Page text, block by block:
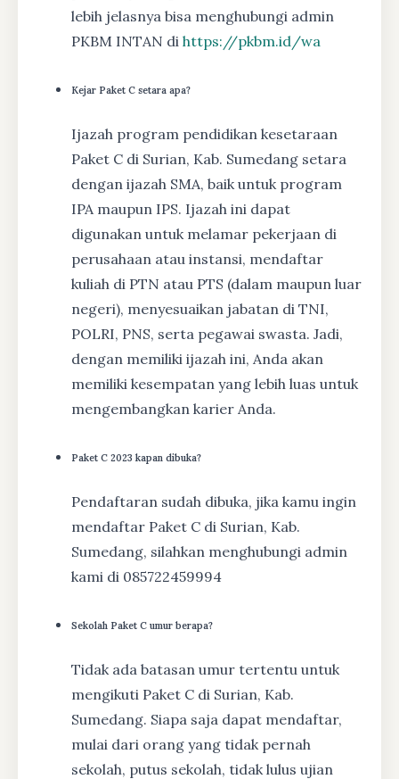
lebih jelasnya bisa menghubungi admin
PKBM INTAN di https://pkbm.id/wa
Kejar Paket C setara apa?
Ijazah program pendidikan kesetaraan
Paket C di Surian, Kab. Sumedang setara
dengan ijazah SMA, baik untuk program
IPA maupun IPS. Ijazah ini dapat
digunakan untuk melamar pekerjaan di
perusahaan atau instansi, mendaftar
kuliah di PTN atau PTS (dalam maupun luar
negeri), menyesuaikan jabatan di TNI,
POLRI, PNS, serta pegawai swasta. Jadi,
dengan memiliki ijazah ini, Anda akan
memiliki kesempatan yang lebih luas untuk
mengembangkan karier Anda.
Paket C 2023 kapan dibuka?
Pendaftaran sudah dibuka, jika kamu ingin
mendaftar Paket C di Surian, Kab.
Sumedang, silahkan menghubungi admin
kami di 085722459994
Sekolah Paket C umur berapa?
Tidak ada batasan umur tertentu untuk
mengikuti Paket C di Surian, Kab.
Sumedang. Siapa saja dapat mendaftar,
mulai dari orang yang tidak pernah
sekolah, putus sekolah, tidak lulus ujian